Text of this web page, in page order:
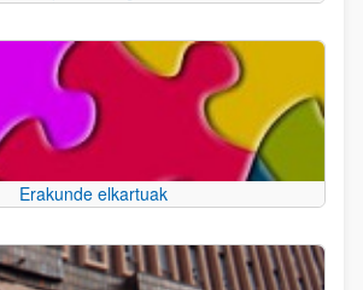
Erakunde elkartuak